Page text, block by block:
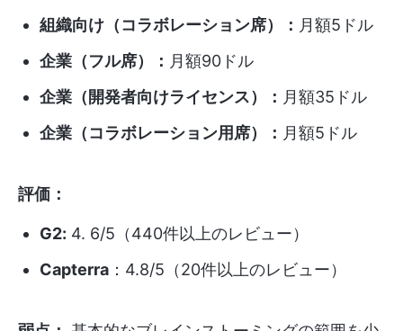
組織向け（コラボレーション席）： 月額5ドル
企業（フル席）： 月額90ドル
企業（開発者向けライセンス）： 月額35ドル
企業（コラボレーション用席）： 月額5ドル
評価：
G2: 4. 6/5（440件以上のレビュー）
Capterra ：4.8/5（20件以上のレビュー）